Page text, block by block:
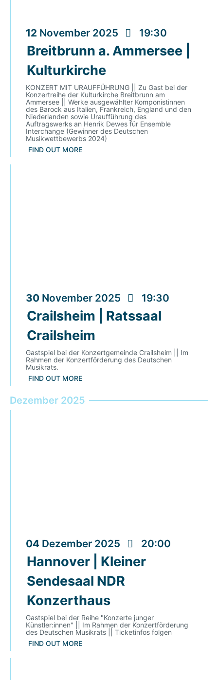
12 November 2025 19:30
Breitbrunn a. Ammersee |
Kulturkirche
KONZERT MIT URAUFFÜHRUNG || Zu Gast bei der
Konzertreihe der Kulturkirche Breitbrunn am
Ammersee || Werke ausgewählter Komponistinnen
des Barock aus Italien, Frankreich, England und den
Niederlanden sowie Uraufführung des
Auftragswerks an Henrik Dewes für Ensemble
Interchange (Gewinner des Deutschen
Musikwettbewerbs 2024)
FIND OUT MORE
30 November 2025 19:30
Crailsheim | Ratssaal
Crailsheim
Gastspiel bei der Konzertgemeinde Crailsheim || Im
Rahmen der Konzertförderung des Deutschen
Musikrats.
FIND OUT MORE
Dezember 2025
04 Dezember 2025 20:00
Hannover | Kleiner
Sendesaal NDR
Konzerthaus
Gastspiel bei der Reihe "Konzerte junger
Künstler:innen" || Im Rahmen der Konzertförderung
des Deutschen Musikrats || Ticketinfos folgen
FIND OUT MORE